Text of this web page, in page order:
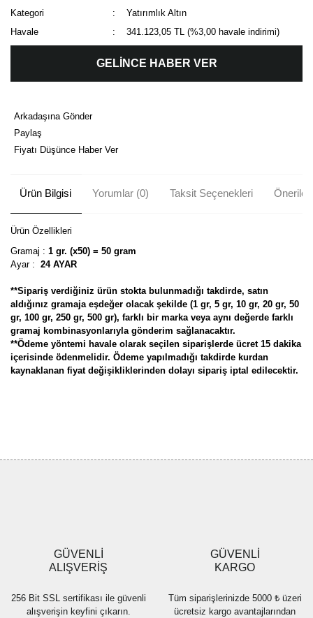
Kategori
Yatırımlık Altın
Havale
341.123,05 TL (%3,00 havale indirimi)
GELİNCE HABER VER
Arkadaşına Gönder
Paylaş
Fiyatı Düşünce Haber Ver
Ürün Bilgisi Yorumlar (0) Taksit Seçenekleri
Ürün Özellikleri
Gramaj : 1 gr. (x50) = 50 gram
Ayar : 24 AYAR
**Sipariş verdiğiniz ürün stokta bulunmadığı takdirde, satın
aldığınız gramaja eşdeğer olacak şekilde (1 gr, 5 gr, 10 gr, 20 gr, 50
gr, 100 gr, 250 gr, 500 gr), farklı bir marka veya aynı değerde farklı
gramaj kombinasyonlarıyla gönderim sağlanacaktır.
**Ödeme yöntemi havale olarak seçilen siparişlerde ücret 15 dakika
içerisinde ödenmelidir. Ödeme yapılmadığı takdirde kurdan
kaynaklanan fiyat değişikliklerinden dolayı sipariş iptal edilecektir.
Ürün fiyatı diğer sitelerden daha pahalı.
Bu ürüne benzer farklı alternatifler olmalı.
GÜVENLİ
ALIŞVERİŞ
256 Bit SSL sertifikası ile güvenli
alışverişin keyfini çıkarın.
GÜVENLİ
KARGO
Tüm siparişlerinizde 5000 ₺ üzeri
ücretsiz kargo avantajlarından